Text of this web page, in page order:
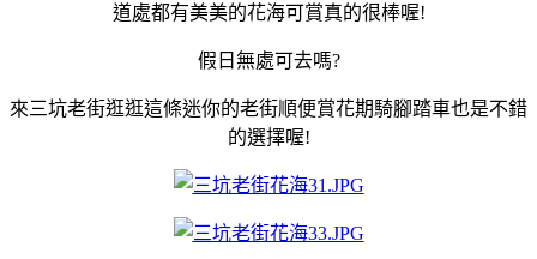
道處都有美美的花海可賞真的很棒喔!
假日無處可去嗎?
來三坑老街逛逛這條迷你的老街順便賞花期騎腳踏車也是不錯
的選擇喔!